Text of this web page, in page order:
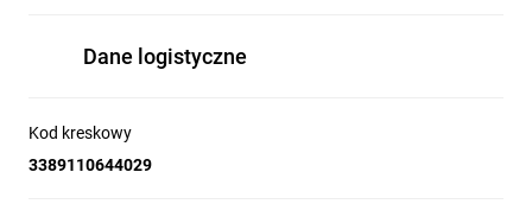
Dane logistyczne
Kod kreskowy
3389110644029